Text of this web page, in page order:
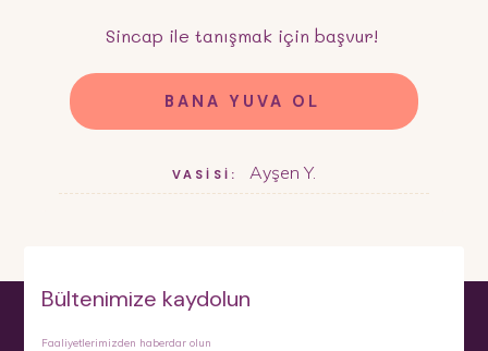
Sincap ile tanışmak için başvur!
BANA YUVA OL
VASİSİ: Ayşen Y.
Bültenimize kaydolun
Faaliyetlerimizden haberdar olun